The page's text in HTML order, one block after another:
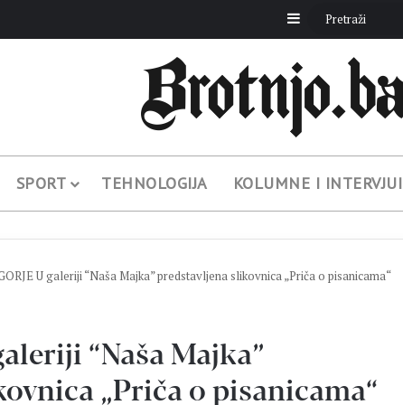
Sidebar
SPORT TEHNOLOGIJA KOLUMNE I INTERVJUI
U galeriji “Naša Majka” predstavljena slikovnica „Priča o pisanicama“
“Naša Majka”
„Priča o pisanicama“